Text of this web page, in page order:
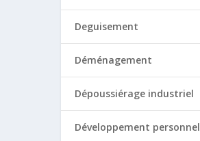
Deguisement
Déménagement
Dépoussiérage industriel
Développement personnel